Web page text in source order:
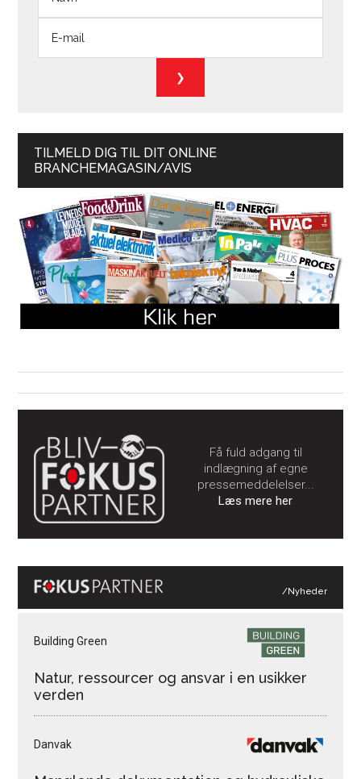
TILMELD DIG TIL DIT ONLINE
BRANCHEMAGASIN/AVIS
Få fuld adgang til
indlægning af egne
pressemeddelelser...
Læs mere her
/Nyheder
Building Green
Natur, ressourcer og ansvar i en usikker
verden
Danvak